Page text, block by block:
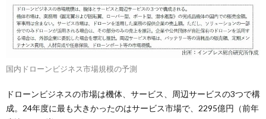
国内ドローンビジネス市場規模の予測
ドローンビジネスの市場は機体、サービス、周辺サービスの3つで構
成。24年度に最も大きかったのはサービス市場で、2295億円（前年